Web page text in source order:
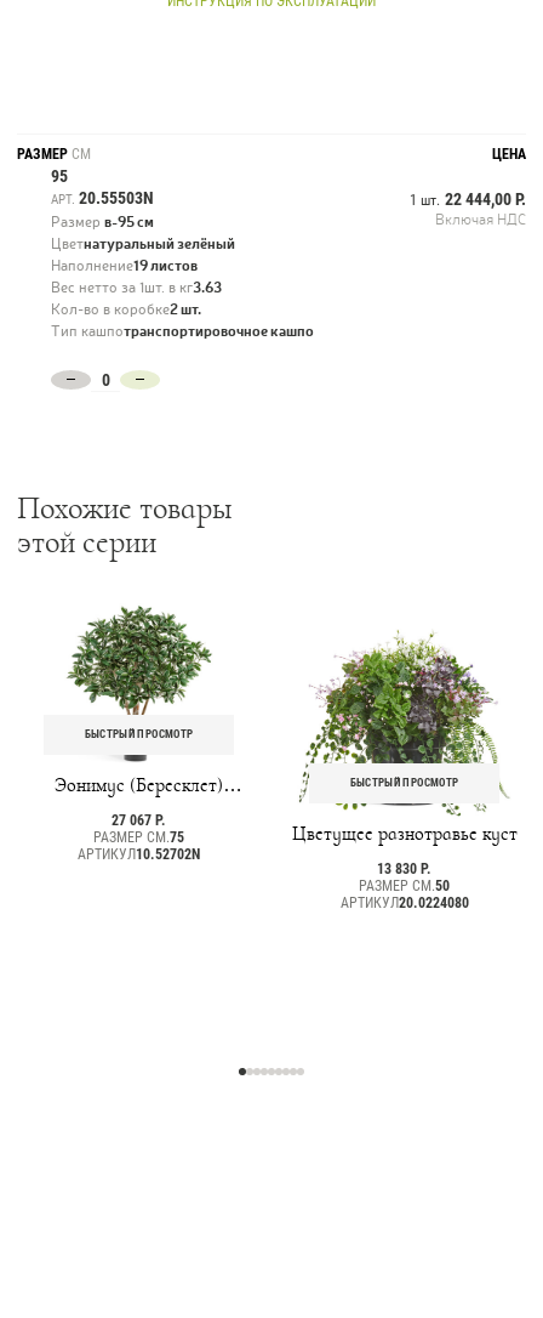
РАЗМЕР СМ ЦЕНА
95
АРТ. 20.55503N
Размер в-95 см
1 шт. 22 444,00 Р.
Включая НДС
Цветнатуральный зелёный
Наполнение19 листов
Вес нетто за 1шт. в кг3.63
Кол-во в коробке2 шт.
Тип кашпотранспортировочное кашпо
Похожие товары
этой серии
БЫСТРЫЙ ПРОСМОТР
Эонимус (Бересклет)
Японский
27 067 Р.
РАЗМЕР СМ.75
АРТИКУЛ10.52702N
БЫСТРЫЙ ПРОСМОТР
Цветущее разнотравье куст
13 830 Р.
РАЗМЕР СМ.50
АРТИКУЛ20.0224080